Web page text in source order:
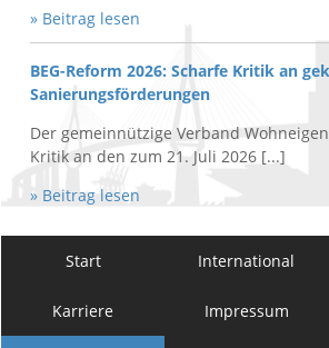
» Beitrag lesen
BEG-Reform 2026: Scharfe Kritik an
Sanierungsförderungen
Der gemeinnützige Verband
Kritik an den zum 21. Juli 2026 [...]
» Beitrag lesen
Start International
Karriere Impressum